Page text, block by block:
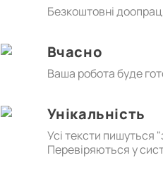
Безкоштовні
Вчасно
Ваша робота буде
Унікальність
Усі тексти пишуться
Перевіряються у